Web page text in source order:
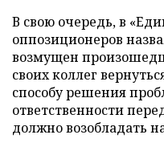
В свою очередь, в
оппозиционеров
возмущен
своих коллег
способу решения
ответственности
должно возобладать